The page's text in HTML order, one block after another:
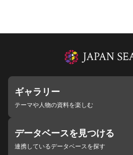
ギャラリー
テーマや人物の資料を楽しむ
データベースを見つける
連携しているデータベースを探す